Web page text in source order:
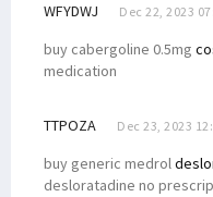
WFYDWJ Dec 22, 2023
buy cabergoline 0.5mg
medication
TTPOZA Dec 23, 2023
buy generic medrol
desloratadine no